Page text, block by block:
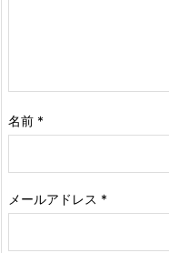
名前 *
メールアドレス *